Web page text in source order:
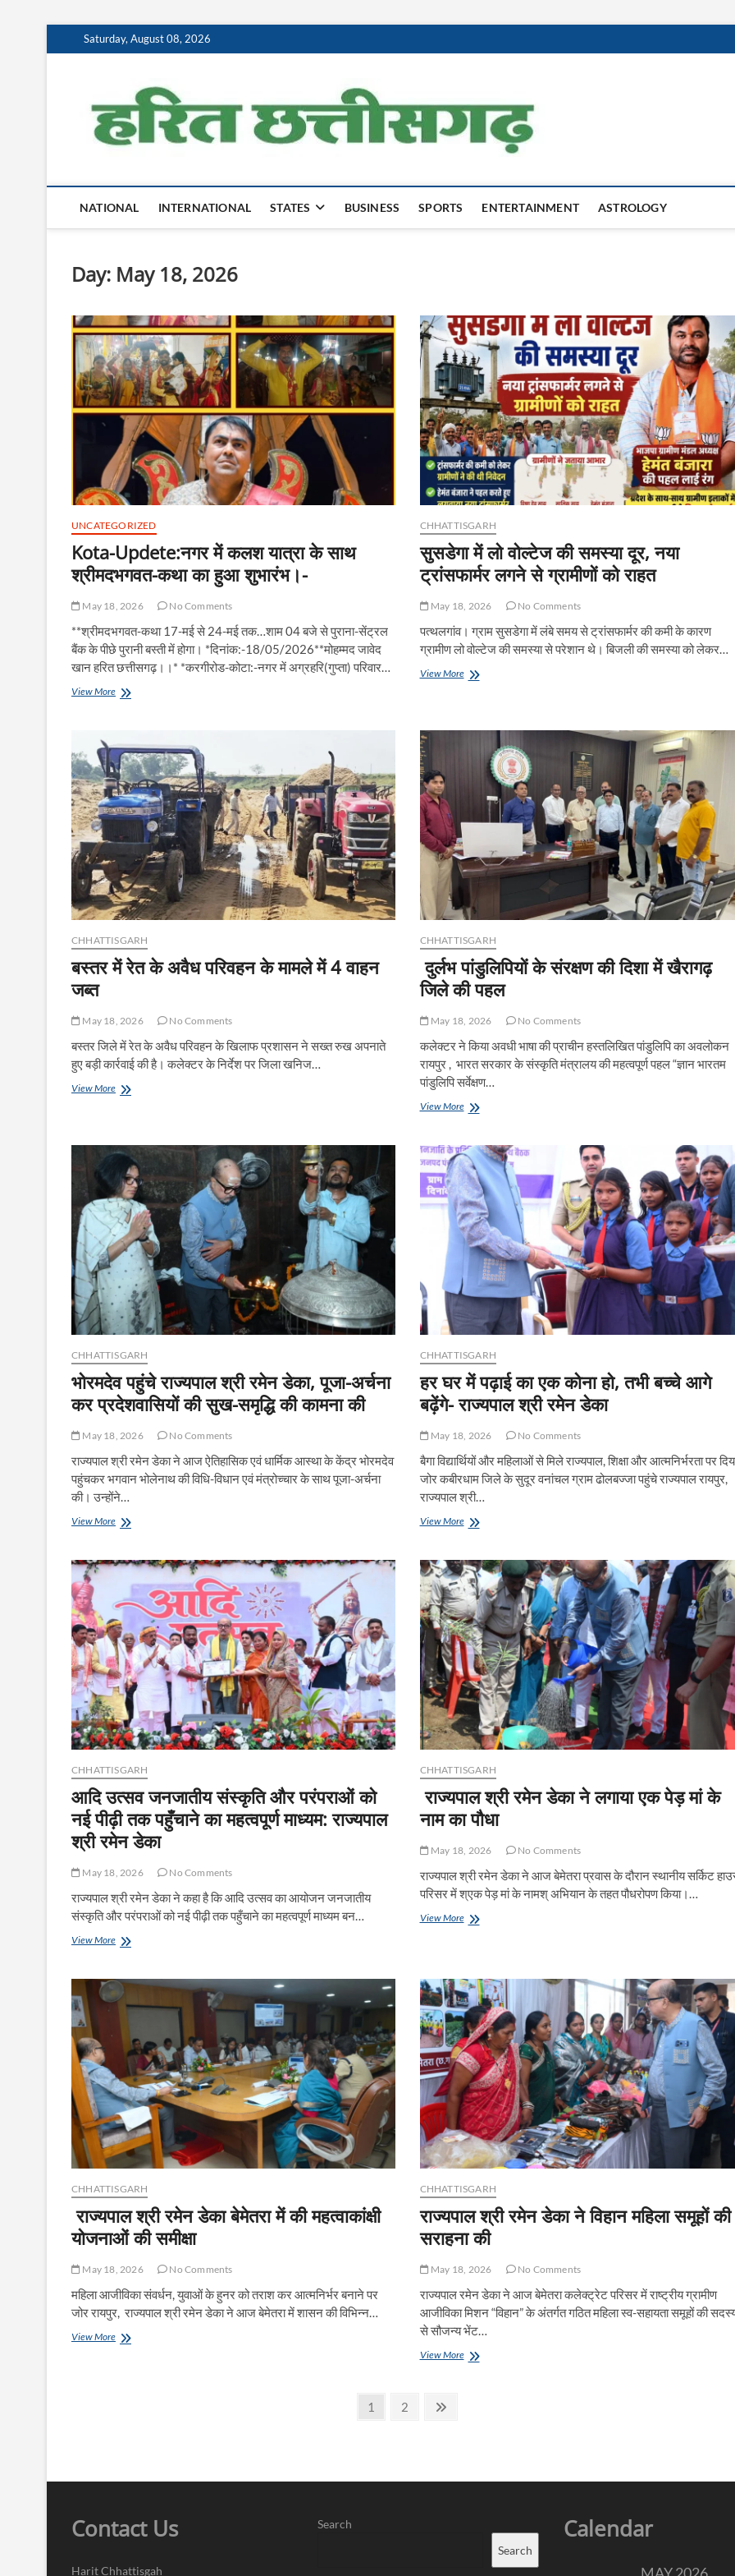
to
Saturday, August 08, 2026
NATIONAL INTERNATIONAL STATES BUSINESS SPORTS ENTERTAINMENT ASTROLOGY
Day: May 18, 2026
UNCATEGORIZED
Kota-Updete:नगर में कलश यात्रा के साथ
श्रीमदभगवत-कथा का हुआ शुभारंभ।-
May 18, 2026 No Comments
**श्रीमदभगवत-कथा 17-मई से 24-मई तक…शाम 04 बजे से पुराना-सेंट्रल
बैंक के पीछे पुरानी बस्ती में होगा। *दिनांक:-18/05/2026**मोहम्मद जावेद
खान हरित छत्तीसगढ़।।* *करगीरोड-कोटा:-नगर में अग्रहरि(गुप्ता) परिवार…
View MoreKota-
यात्रा
के
साथ
श्रीमदभगवत-
कथा
का
हुआ
शुभारंभ।-
CHHATTISGARH
सुसडेगा में लो वोल्टेज की समस्या दूर, नया
ट्रांसफार्मर लगने से ग्रामीणों को राहत
May 18, 2026 No Comments
पत्थलगांव। ग्राम सुसडेगा में लंबे समय से ट्रांसफार्मर की कमी के कारण
ग्रामीण लो वोल्टेज की समस्या से परेशान थे। बिजली की समस्या को लेकर…
View Moreसुसडेगा
की
से
को
राहत
CHHATTISGARH
बस्तर में रेत के अवैध परिवहन के मामले में 4 वाहन
जब्त
May 18, 2026 No Comments
बस्तर जिले में रेत के अवैध परिवहन के खिलाफ प्रशासन ने सख्त रुख अपनाते
हुए बड़ी कार्रवाई की है। कलेक्टर के निर्देश पर जिला खनिज…
View Moreबस्तर
अवैध
परिवहन
के
मामले
में
4
वाहन
जब्त
CHHATTISGARH
दुर्लभ पांडुलिपियों के संरक्षण की दिशा में खैरागढ़
जिले की पहल
May 18, 2026 No Comments
कलेक्टर ने किया अवधी भाषा की प्राचीन हस्तलिखित पांडुलिपि का अवलोकन
रायपुर , भारत सरकार के संस्कृति मंत्रालय की महत्वपूर्ण पहल “ज्ञान भारतम
पांडुलिपि सर्वेक्षण…
View Moreदुर्लभ
संरक्षण
की
दिशा
में
खैरागढ़
जिले
की
पहल
CHHATTISGARH
भोरमदेव पहुंचे राज्यपाल श्री रमेन डेका, पूजा-अर्चना
कर प्रदेशवासियों की सुख-समृद्धि की कामना की
May 18, 2026 No Comments
राज्यपाल श्री रमेन डेका ने आज ऐतिहासिक एवं धार्मिक आस्था के केंद्र भोरमदेव
पहुंचकर भगवान भोलेनाथ की विधि-विधान एवं मंत्रोच्चार के साथ पूजा-अर्चना
की। उन्होंने…
View Moreभोरमदेव
श्री
पूजा-
अर्चना
कर
प्रदेशवासियों
की
सुख-
समृद्धि
की
कामना
की
CHHATTISGARH
हर घर में पढ़ाई का एक कोना हो, तभी बच्चे आगे
बढ़ेंगे- राज्यपाल श्री रमेन डेका
May 18, 2026 No Comments
बैगा विद्यार्थियों और महिलाओं से मिले राज्यपाल, शिक्षा और आत्मनिर्भरता पर
जोर कबीरधाम जिले के सुदूर वनांचल ग्राम ढोलबज्जा पहुंचे राज्यपाल रायपुर,
राज्यपाल श्री…
View Moreहर
पढ़ाई
का
एक
कोना
हो,
तभी
बच्चे
आगे
बढ़ेंगे-
राज्यपाल
श्री
रमेन
डेका
CHHATTISGARH
आदि उत्सव जनजातीय संस्कृति और परंपराओं को
नई पीढ़ी तक पहुँचाने का महत्वपूर्ण माध्यम: राज्यपाल
श्री रमेन डेका
May 18, 2026 No Comments
राज्यपाल श्री रमेन डेका ने कहा है कि आदि उत्सव का आयोजन जनजातीय
संस्कृति और परंपराओं को नई पीढ़ी तक पहुँचाने का महत्वपूर्ण माध्यम बन…
View Moreआदि
संस्कृति
और
परंपराओं
नई
पीढ़ी
पहुँचाने
का
महत्वपूर्ण
माध्यम:
राज्यपाल
श्री
डेका
CHHATTISGARH
राज्यपाल श्री रमेन डेका ने लगाया एक पेड़ मां के
नाम का पौधा
May 18, 2026 No Comments
राज्यपाल श्री रमेन डेका ने आज बेमेतरा प्रवास के दौरान स्थानीय सर्किट
परिसर में श्एक पेड़ मां के नामश् अभियान के तहत पौधरोपण किया।…
View Moreराज्यपाल
लगाया
एक
पेड़
मां
के
नाम
का
पौधा
CHHATTISGARH
राज्यपाल श्री रमेन डेका बेमेतरा में की महत्वाकांक्षी
योजनाओं की समीक्षा
May 18, 2026 No Comments
महिला आजीविका संवर्धन, युवाओं के हुनर को तराश कर आत्मनिर्भर बनाने पर
जोर रायपुर, राज्यपाल श्री रमेन डेका ने आज बेमेतरा में शासन की विभिन्न…
View Moreराज्यपाल
समीक्षा
CHHATTISGARH
राज्यपाल श्री रमेन डेका ने विहान महिला समूहों की
सराहना की
May 18, 2026 No Comments
राज्यपाल रमेन डेका ने आज बेमेतरा कलेक्ट्रेट परिसर में राष्ट्रीय ग्रामीण
आजीविका मिशन “विहान” के अंतर्गत गठित महिला स्व-सहायता समूहों की
से सौजन्य भेंट…
View Moreराज्यपाल
Page
1 Page
2
Contact Us
Harit Chhattisgah
Search
Search
Calendar